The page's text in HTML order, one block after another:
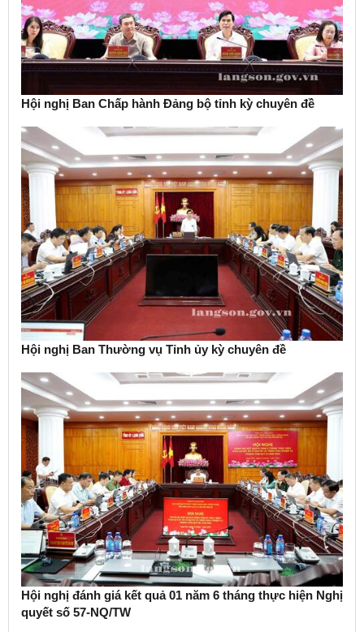
Hội nghị Ban Chấp hành Đảng bộ tỉnh kỳ chuyên đề
Hội nghị Ban Thường vụ Tỉnh ủy kỳ chuyên đề
Hội nghị đánh giá kết quả 01 năm 6 tháng thực hiện Nghị
quyết số 57-NQ/TW